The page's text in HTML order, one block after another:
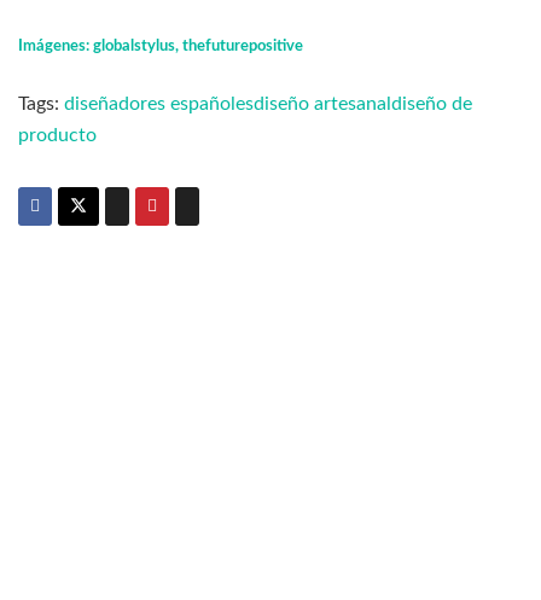
Imágenes: globalstylus, thefuturepositive
Tags: diseñadores españolesdiseño artesanal diseño de
producto